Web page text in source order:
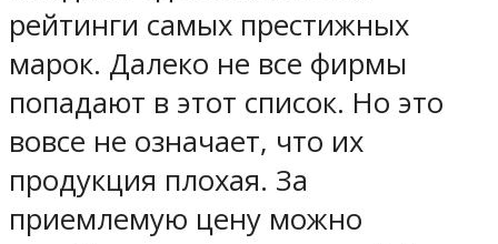
рейтинги самых престижных
марок. Далеко не все фирмы
попадают в этот список. Но это
вовсе не означает, что их
продукция плохая. За
приемлемую цену можно